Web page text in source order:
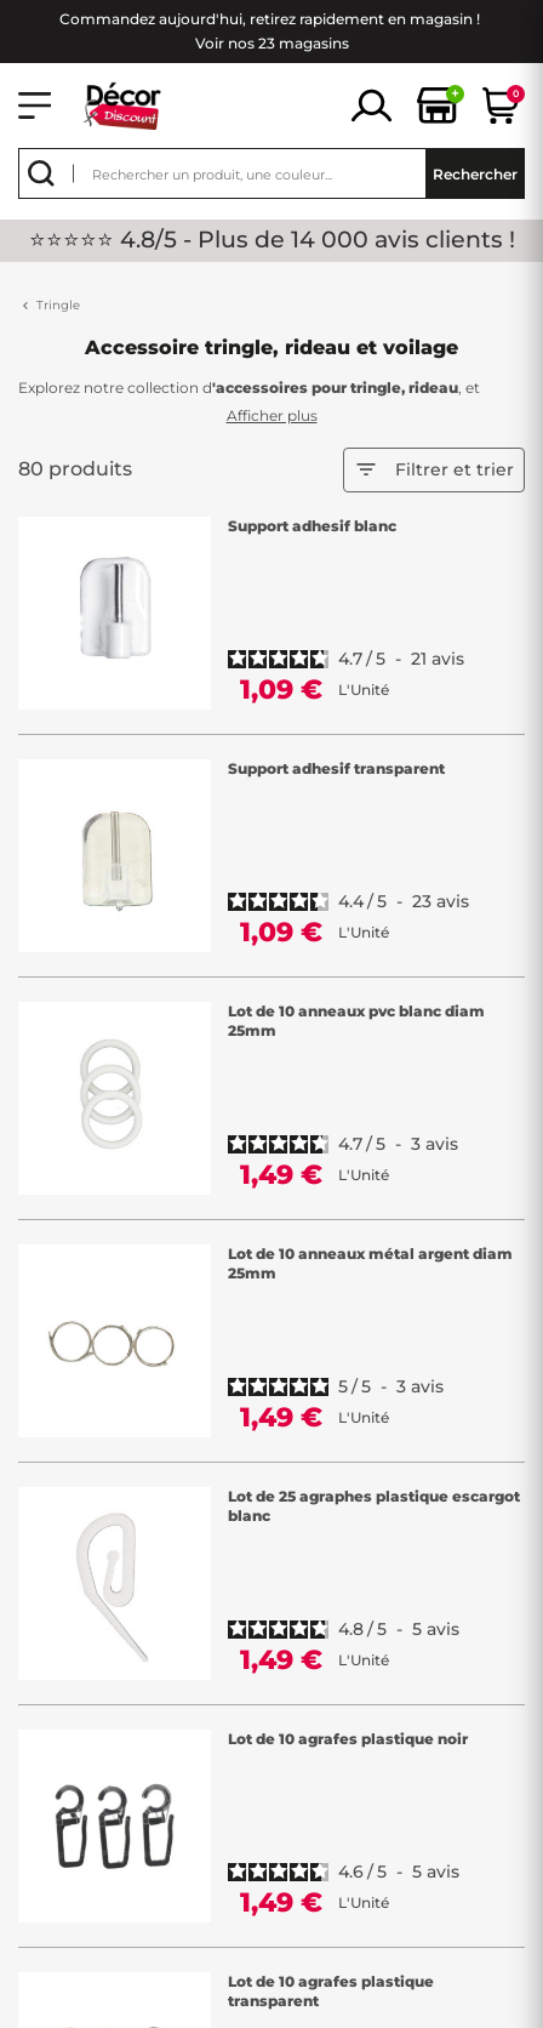
Commandez aujourd'hui, retirez rapidement en magasin !
Voir nos 23 magasins
+ 0
Rechercher
⭐⭐⭐⭐⭐ 4.8/5 - Plus de 14 000 avis clients !
Tringle
Accessoire tringle, rideau et voilage
Explorez notre collection d'accessoires pour tringle, rideau, et
chez Décor Discount. Les accessoires jouent un rôle essentiel
votre disposition une gamme complète d'accessoires en stock, à des
prix imbattables, répondant à toutes vos envies de décoration ! Des
Chez Décor Discount, nous comprenons l'importance des
accessoires dans l'entretien et la présentation de vos rideaux et
voilages. Notre assortiment d'accessoires de qualité est disponible à
des prix compétitifs, vous offrant des solutions pratiques pour toutes
vos exigences décoratives !
Découvrez notre vaste sélection d'accessoires pour tringle, rideau, et
voilage, soigneusement choisis pour répondre à vos besoins. Nos
Afficher plus
80 produits  Filtrer et trier
Support adhesif blanc
4.7/5 - 21 avis
1,09 € L'Unité
Support adhesif transparent
4.4/5 - 23 avis
1,09 € L'Unité
Lot de 10 anneaux pvc blanc diam
25mm
4.7/5 - 3 avis
1,49 € L'Unité
Lot de 10 anneaux métal argent diam
25mm
5/5 - 3 avis
1,49 € L'Unité
Lot de 25 agraphes plastique escargot
blanc
4.8/5 - 5 avis
1,49 € L'Unité
Lot de 10 agrafes plastique noir
4.6/5 - 5 avis
1,49 € L'Unité
Lot de 10 agrafes plastique
transparent